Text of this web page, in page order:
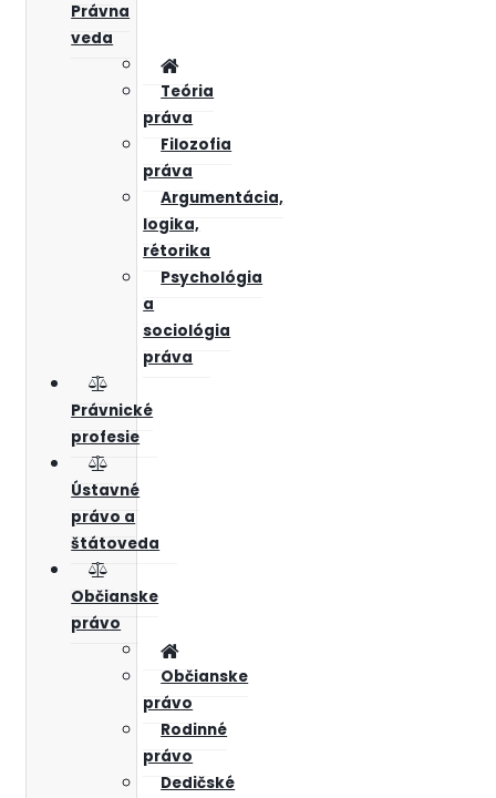
Právna
veda
Teória
práva
Filozofia
práva
Argumentácia,
logika,
rétorika
Psychológia
a
sociológia
práva
Právnické
profesie
Ústavné
právo a
štátoveda
Občianske
právo
Občianske
právo
Rodinné
právo
Dedičské